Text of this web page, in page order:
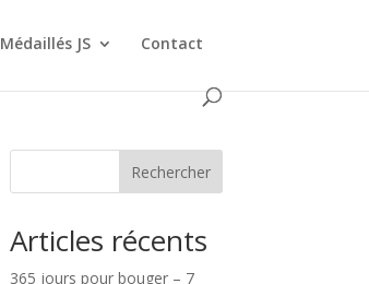
Médaillés JS Contact
Rechercher
Articles récents
365 jours pour bouger – 7